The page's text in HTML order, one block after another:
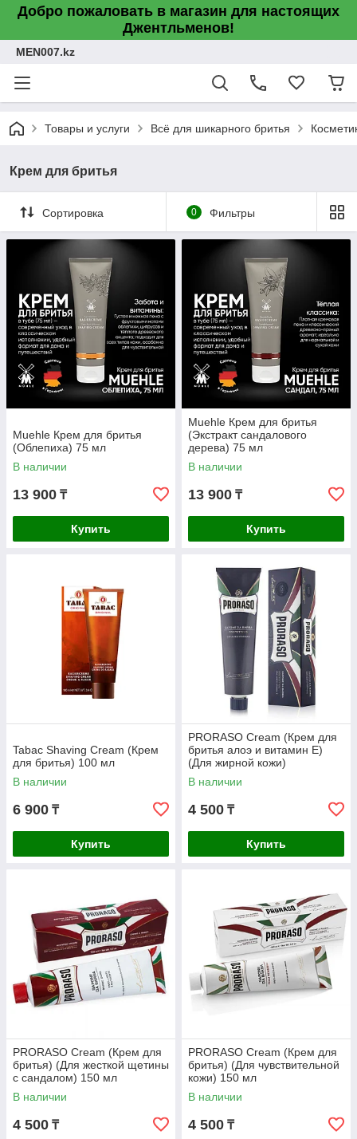
Добро пожаловать в магазин для настоящих
Джентльменов!
MEN007.kz
Товары и услуги Всё для шикарного бритья
Крем для бритья
Сортировка 0 Фильтры
Muehle Крем для бритья
(Облепиха) 75 мл
В наличии
13 900 ₸
Купить
Muehle Крем для бритья
(Экстракт сандалового
дерева) 75 мл
В наличии
13 900 ₸
Купить
Tabac Shaving Cream (Крем
для бритья) 100 мл
В наличии
6 900 ₸
Купить
PRORASO Cream (Крем для
бритья алоэ и витамин E)
(Для жирной кожи)
В наличии
4 500 ₸
Купить
PRORASO Cream (Крем для
бритья) (Для жесткой щетины
с сандалом) 150 мл
В наличии
4 500 ₸
PRORASO Cream (Крем для
бритья) (Для чувствительной
кожи) 150 мл
В наличии
4 500 ₸